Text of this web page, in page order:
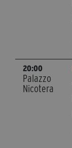
20:00
Palazzo
Nicotera